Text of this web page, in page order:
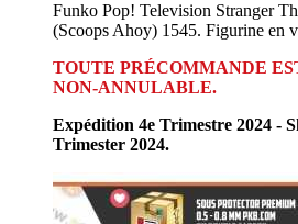
Funko Pop! Television Stranger
(Scoops Ahoy) 1545. Figurine en
TOUTE PRÉCOMMANDE
NON-ANNULABLE.
Expédition 4e Trimestre 2024 -
Trimester 2024.